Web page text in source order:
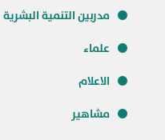
مدربين التنمية البشرية
علماء
الاعلام
مشاهير